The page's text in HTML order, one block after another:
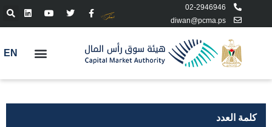
02-2946946
diwan@pcma.ps
EN
كلمة العدد